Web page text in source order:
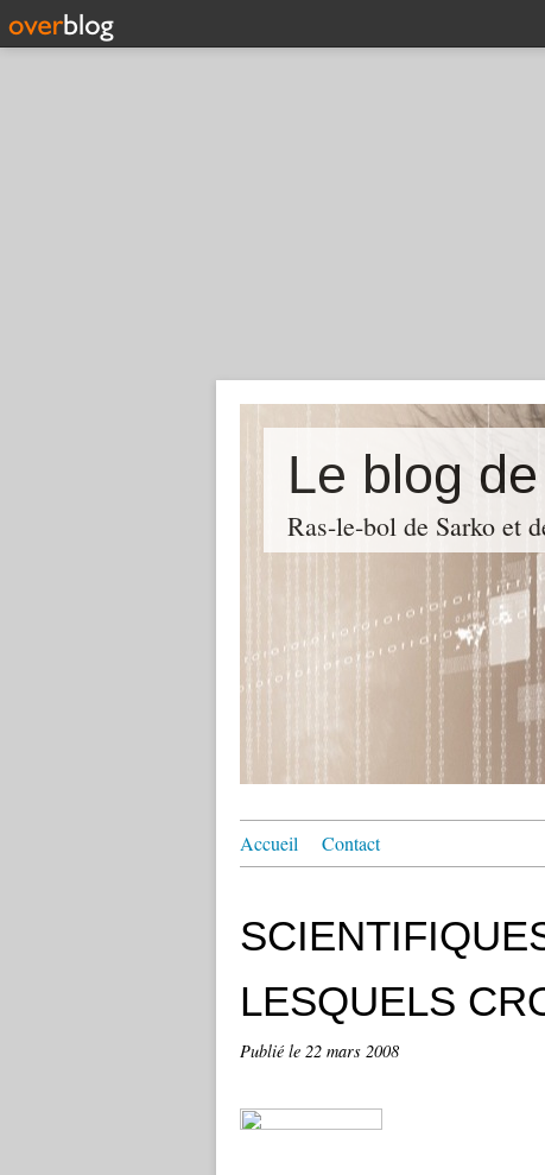
Le blog
Ras-le-bol de Sarko et
Accueil Contact
LESQUELS
Publié le 22 mars 2008